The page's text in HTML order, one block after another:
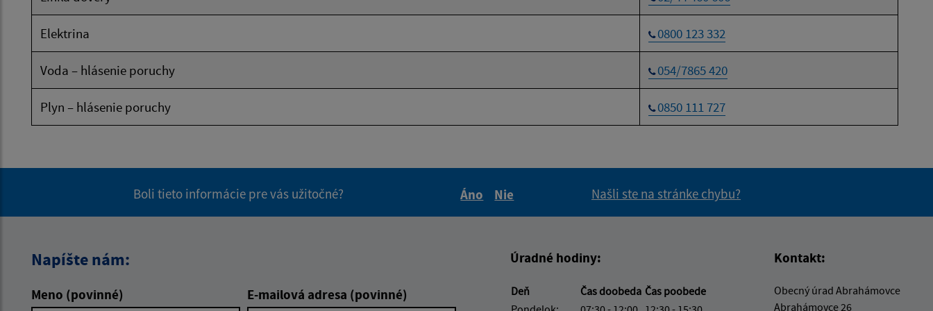
Elektrina 0800 123 332
Voda – hlásenie poruchy 054/7865 420
Plyn – hlásenie poruchy 0850 111 727
Boli tieto informácie pre vás užitočné?
Áno
Nie
Našli ste na stránke chybu?
Napíšte nám:
Meno (povinné) E-mailová adresa (povinné)
Úradné hodiny:
Deň Čas doobeda Čas poobede
Kontakt:
Obecný úrad Abrahámovce
Abrahámovce 26